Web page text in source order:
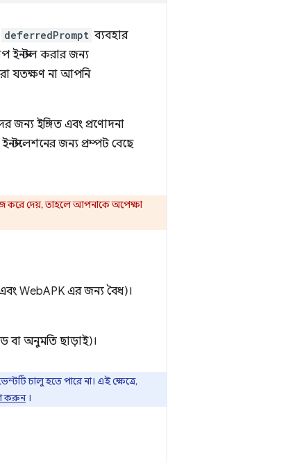
deferredPrompt ব্যবহার
ইনস্টল করার জন্য
যতক্ষণ না আপনি
জন্য ইঙ্গিত এবং প্রণোদনা
জন্য প্রম্পট বেছে
করে দেয়, তাহলে আপনাকে অপেক্ষা
WebAPK এর জন্য বৈধ)।
বা অনুমতি ছাড়াই)।
চালু হতে পারে না। এই ক্ষেত্রে,
করুন।